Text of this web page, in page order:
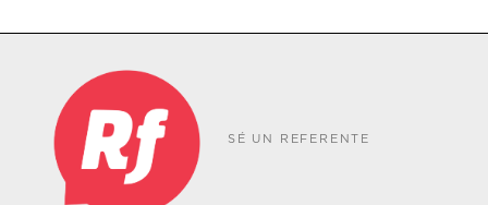
SÉ UN REFERENTE